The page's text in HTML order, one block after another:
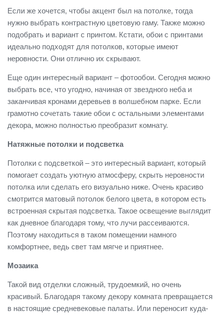
Если же хочется, чтобы акцент был на потолке, тогда
нужно выбрать контрастную цветовую гаму. Также можно
подобрать и вариант с принтом. Кстати, обои с принтами
идеально подходят для потолков, которые имеют
неровности. Они отлично их скрывают.
Еще один интересный вариант – фотообои. Сегодня можно
выбрать все, что угодно, начиная от звездного неба и
заканчивая кронами деревьев в волшебном парке. Если
грамотно сочетать такие обои с остальными элементами
декора, можно полностью преобразит комнату.
Натяжные потолки и подсветка
Потолки с подсветкой – это интересный вариант, который
помогает создать уютную атмосферу, скрыть неровности
потолка или сделать его визуально ниже. Очень красиво
смотрится матовый потолок белого цвета, в котором есть
встроенная скрытая подсветка. Такое освещение выглядит
как дневное благодаря тому, что лучи рассеиваются.
Поэтому находиться в таком помещении намного
комфортнее, ведь свет там мягче и приятнее.
Мозаика
Такой вид отделки сложный, трудоемкий, но очень
красивый. Благодаря такому декору комната превращается
в настоящие средневековые палаты. Или переносит куда-